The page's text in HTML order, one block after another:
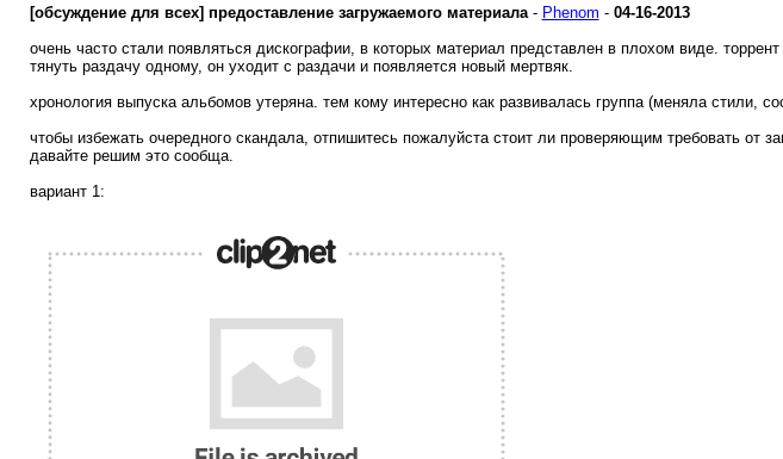
[обсуждение для всех] предоставление загружаемого материала- Phenom - 04-16-2013
очень часто стали появляться дискографии, в которых материал представлен в плохом виде.
тянуть раздачу одному, он уходит с раздачи и появляется новый мертвяк.
хронология выпуска альбомов утеряна. тем кому интересно как развивалась группа (меняла стили,
чтобы избежать очередного скандала, отпишитесь пожалуйста стоит ли проверяющим требовать
давайте решим это сообща.
вариант 1: